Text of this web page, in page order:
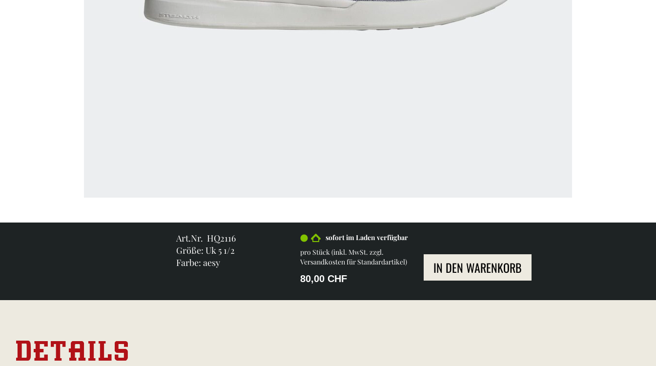
Art.Nr. HQ2116
Größe: Uk 5 1/2
Farbe: aesy
sofort im Laden verfügbar
pro Stück (inkl. MwSt. zzgl.
Versandkosten für Standardartikel)
80,00 CHF
IN DEN WARENKORB
DETAILS